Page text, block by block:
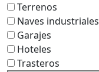
Terrenos
Naves industriales
Garajes
Hoteles
Trasteros